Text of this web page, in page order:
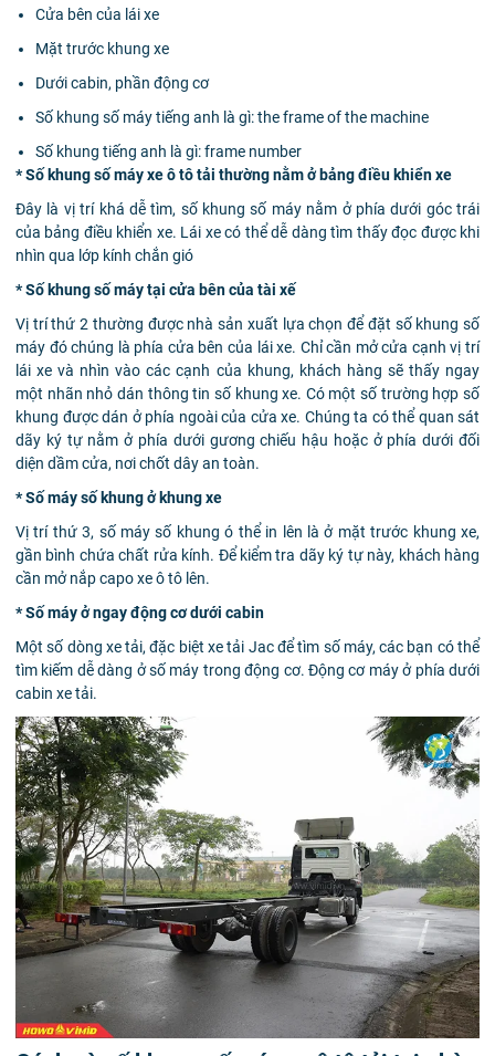
Cửa bên của lái xe
Mặt trước khung xe
Dưới cabin, phần động cơ
Số khung số máy tiếng anh là gì: the frame of the machine
Số khung tiếng anh là gì: frame number
* Số khung số máy xe ô tô tải thường nằm ở bảng điều khiển xe
Đây là vị trí khá dễ tìm, số khung số máy nằm ở phía dưới góc trái
của bảng điều khiển xe. Lái xe có thể dễ dàng tìm thấy đọc được khi
nhìn qua lớp kính chắn gió
* Số khung số máy tại cửa bên của tài xế
Vị trí thứ 2 thường được nhà sản xuất lựa chọn để đặt số khung số
máy đó chúng là phía cửa bên của lái xe. Chỉ cần mở cửa cạnh vị trí
lái xe và nhìn vào các cạnh của khung, khách hàng sẽ thấy ngay
một nhãn nhỏ dán thông tin số khung xe. Có một số trường hợp số
khung được dán ở phía ngoài của cửa xe. Chúng ta có thể quan sát
dãy ký tự nằm ở phía dưới gương chiếu hậu hoặc ở phía dưới đối
diện dầm cửa, nơi chốt dây an toàn.
* Số máy số khung ở khung xe
Vị trí thứ 3, số máy số khung ó thể in lên là ở mặt trước khung xe,
gần bình chứa chất rửa kính. Để kiểm tra dãy ký tự này, khách hàng
cần mở nắp capo xe ô tô lên.
* Số máy ở ngay động cơ dưới cabin
Một số dòng xe tải, đặc biệt xe tải Jac để tìm số máy, các bạn có thể
tìm kiếm dễ dàng ở số máy trong động cơ. Động cơ máy ở phía dưới
cabin xe tải.